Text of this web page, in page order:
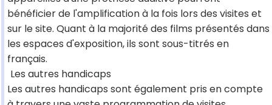
bénéficier de l'amplification à la fois lors des visites et
sur le site. Quant à la majorité des films présentés dans
les espaces d'exposition, ils sont sous-titrés en
français.
Les autres handicaps
Les autres handicaps sont également pris en compte